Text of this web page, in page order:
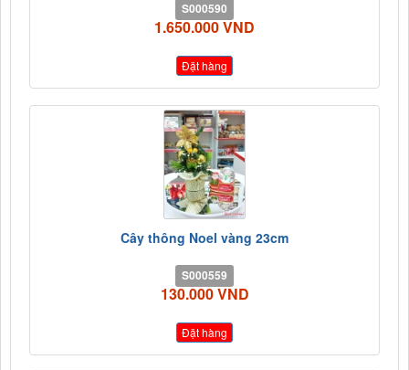
S000590
1.650.000 VND
Đặt hàng
Cây thông Noel vàng 23cm
S000559
130.000 VND
Đặt hàng